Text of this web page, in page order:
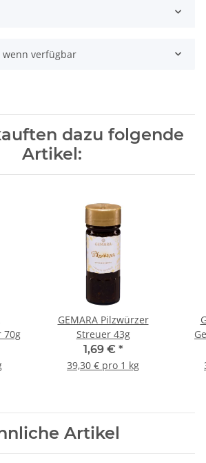
wenn verfügbar
dazu folgende
Artikel:
70g
GEMARA Pilzwürzer
Streuer 43g
1,69 € *
39,30 € pro 1 kg
Artikel